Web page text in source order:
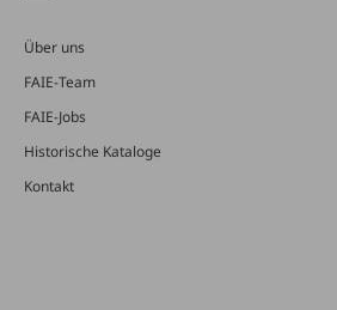
Über uns
FAIE-Team
FAIE-Jobs
Historische Kataloge
Kontakt